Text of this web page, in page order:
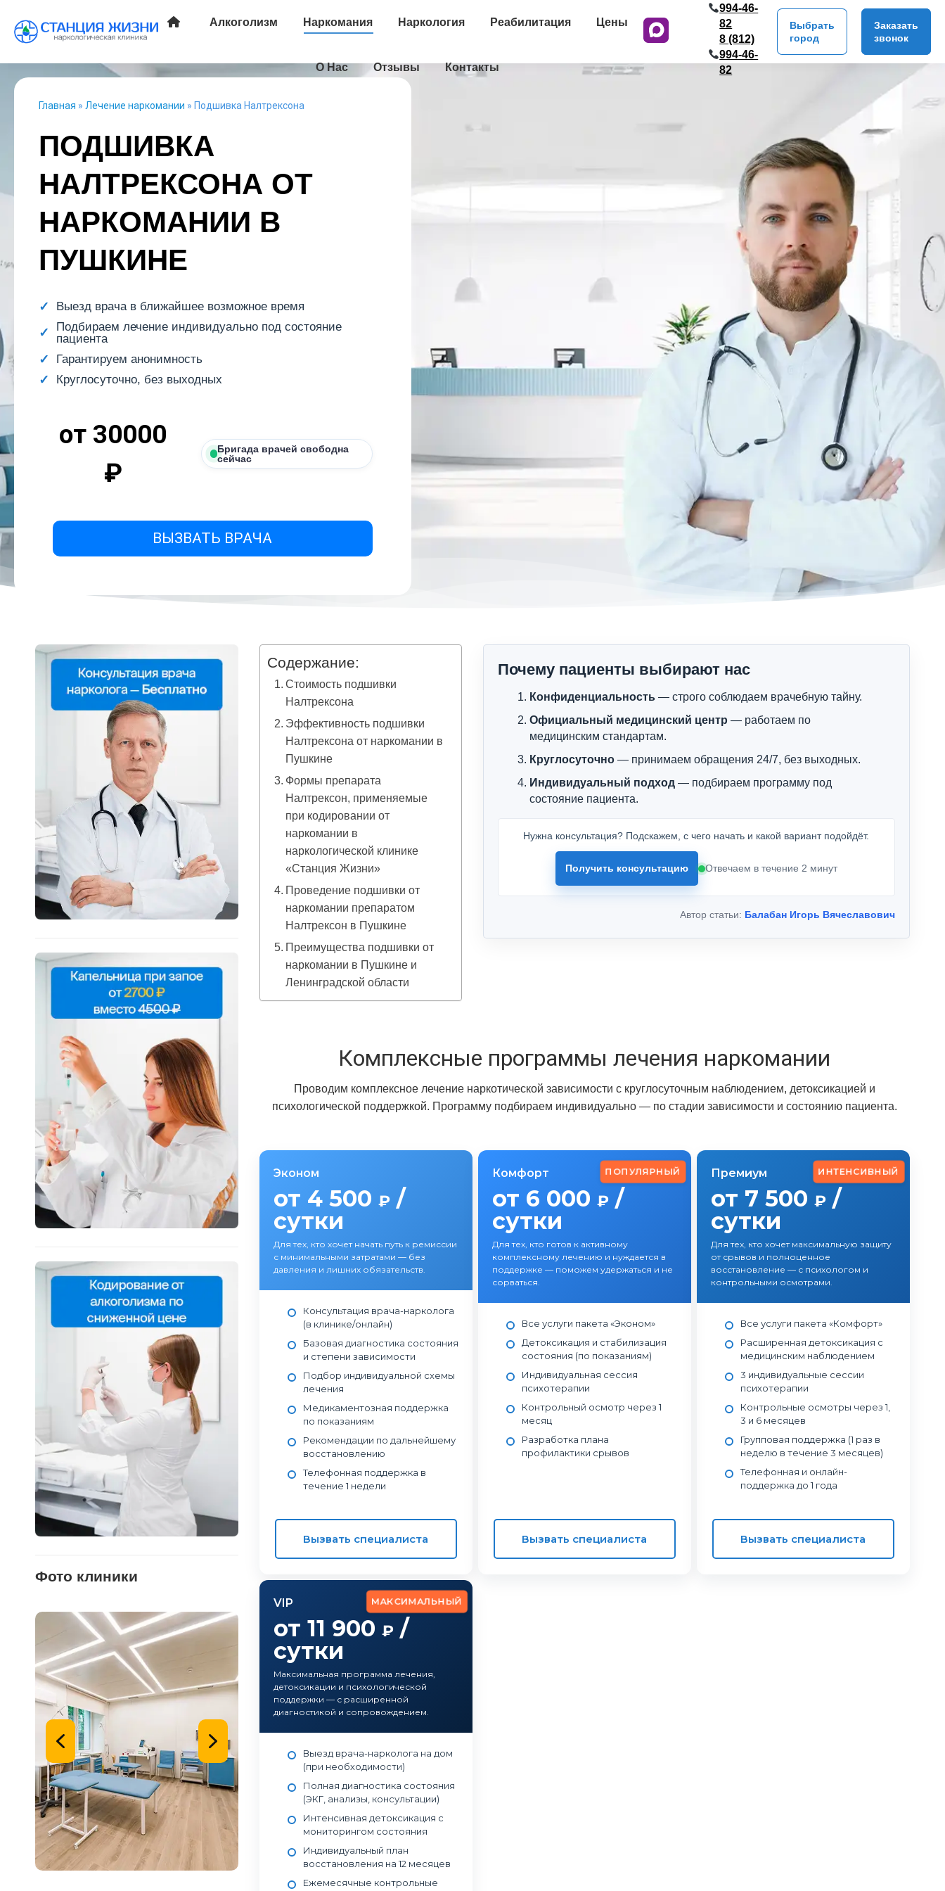
Алкоголизм Наркомания Наркология Реабилитация Цены
О Нас Отзывы Контакты
994-46-
82
8 (812)
994-46-
82
Выбрать
город
Заказать
звонок
Главная » Лечение наркомании » Подшивка Налтрексона
ПОДШИВКА
НАЛТРЕКСОНА ОТ
НАРКОМАНИИ В
ПУШКИНЕ
Выезд врача в ближайшее возможное время
Подбираем лечение индивидуально под состояние
пациента
Гарантируем анонимность
Круглосуточно, без выходных
от 30000
₽
Бригада врачей свободна
сейчас
ВЫЗВАТЬ ВРАЧА
Фото клиники
Содержание:
Стоимость подшивки
Налтрексона
Эффективность подшивки
Налтрексона от наркомании в
Пушкине
Формы препарата
Налтрексон, применяемые
при кодировании от
наркомании в
наркологической клинике
«Станция Жизни»
Проведение подшивки от
наркомании препаратом
Налтрексон в Пушкине
Преимущества подшивки от
наркомании в Пушкине и
Ленинградской области
Почему пациенты выбирают нас
Конфиденциальность— строго соблюдаем врачебную тайну.
Официальный медицинский центр — работаем по
медицинским стандартам.
Круглосуточно— принимаем обращения 24/7, без выходных.
Индивидуальный подход— подбираем программу под
состояние пациента.
Нужна консультация? Подскажем, с чего начать и какой вариант подойдёт.
Получить консультацию Отвечаем в течение 2 минут
Автор статьи: Балабан Игорь Вячеславович
Комплексные программы лечения наркомании
Проводим комплексное лечение наркотической зависимости с круглосуточным наблюдением, детоксикацией и
психологической поддержкой. Программу подбираем индивидуально — по стадии зависимости и состоянию пациента.
Эконом
от 4 500 ₽ /
сутки
Для тех, кто хочет начать путь к ремиссии
с минимальными затратами — без
давления и лишних обязательств.
Консультация врача-нарколога
(в клинике/онлайн)
Базовая диагностика состояния
и степени зависимости
Подбор индивидуальной схемы
лечения
Медикаментозная поддержка
по показаниям
Рекомендации по дальнейшему
восстановлению
Телефонная поддержка в
течение 1 недели
Вызвать специалиста
ПОПУЛЯРНЫЙ
Комфорт
от 6 000 ₽ /
сутки
Для тех, кто готов к активному
комплексному лечению и нуждается в
поддержке — поможем удержаться и не
сорваться.
Все услуги пакета «Эконом»
Детоксикация и стабилизация
состояния (по показаниям)
Индивидуальная сессия
психотерапии
Контрольный осмотр через 1
месяц
Разработка плана
профилактики срывов
Вызвать специалиста
ИНТЕНСИВНЫЙ
Премиум
от 7 500 ₽/
сутки
Для тех, кто хочет максимальную защиту
от срывов и полноценное
восстановление — с психологом и
контрольными осмотрами.
Все услуги пакета «Комфорт»
Расширенная детоксикация с
медицинским наблюдением
3 индивидуальные сессии
психотерапии
Контрольные осмотры через 1,
3 и 6 месяцев
Групповая поддержка (1 раз в
неделю в течение 3 месяцев)
Телефонная и онлайн-
поддержка до 1 года
Вызвать специалиста
МАКСИМАЛЬНЫЙ
VIP
от 11 900 ₽/
сутки
Максимальная программа лечения,
детоксикации и психологической
поддержки — с расширенной
диагностикой и сопровождением.
Выезд врача-нарколога на дом
(при необходимости)
Полная диагностика состояния
(ЭКГ, анализы, консультации)
Интенсивная детоксикация с
мониторингом состояния
Индивидуальный план
восстановления на 12 месяцев
Ежемесячные контрольные